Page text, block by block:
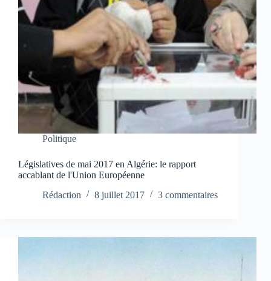
Politique
Législatives de mai 2017 en Algérie: le rapport
accablant de l'Union Européenne
Rédaction
8 juillet 2017 3 commentaires